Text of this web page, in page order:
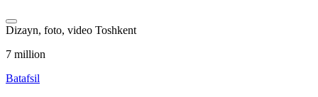
Dizayn, foto, video Toshkent
7 million
Batafsil